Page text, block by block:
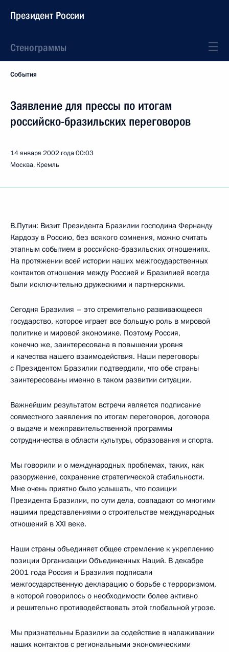
Президент России
Стенограммы
События
Заявление для прессы по итогам
российско-бразильских переговоров
14 января 2002 года00:03
Москва, Кремль
В.Путин: Визит Президента Бразилии господина Фернанду
Кардозу в Россию, без всякого сомнения, можно считать
этапным событием в российско-бразильских отношениях.
На протяжении всей истории наших межгосударственных
контактов отношения между Россией и Бразилией всегда
были исключительно дружескими и партнерскими.
Сегодня Бразилия – это стремительно развивающееся
государство, которое играет все большую роль в мировой
политике и мировой экономике. Поэтому Россия,
конечно же, заинтересована в повышении уровня
и качества нашего взаимодействия. Наши переговоры
с Президентом Бразилии подтвердили, что обе страны
заинтересованы именно в таком развитии ситуации.
Важнейшим результатом встречи является подписание
совместного заявления по итогам переговоров, договора
о выдаче и межправительственной программы
сотрудничества в области культуры, образования и спорта.
Мы говорили и о международных проблемах, таких, как
разоружение, сохранение стратегической стабильности.
Мне очень приятно было услышать, что позиции
Президента Бразилии, по сути дела, совпадают со многими
нашими представлениями о строительстве международных
отношений в XXI веке.
Наши страны объединяет общее стремление к укреплению
позиции Организации Объединенных Наций. В декабре
2001 года Россия и Бразилия подписали
межгосударственную декларацию о борьбе с терроризмом,
в которой говорилось о необходимости более активно
и решительно противодействовать этой глобальной угрозе.
Мы признательны Бразилии за содействие в налаживании
наших контактов с региональными экономическими